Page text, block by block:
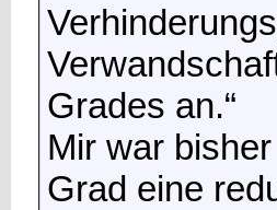
Grades an.“
Mir war
Grad eine